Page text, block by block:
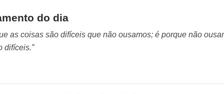
do dia
as coisas são difíceis que não ousamos; é porque não
difíceis.”